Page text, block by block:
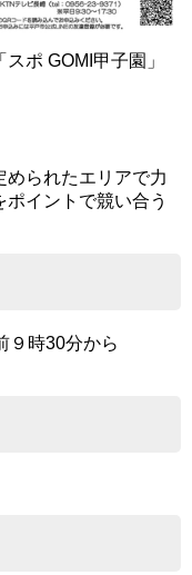
ポ GOMI甲子園」
められたエリアで力
イントで競い合う
９時30分から